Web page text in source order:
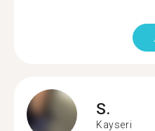
S.
Kayseri